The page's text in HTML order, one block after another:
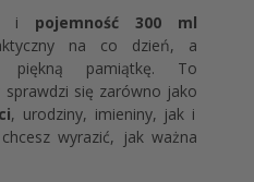
i pojemność 300 ml
na co dzień, a
piękną pamiątkę. To
się zarówno jako
, urodziny, imieniny, jak i
wyrazić, jak ważna